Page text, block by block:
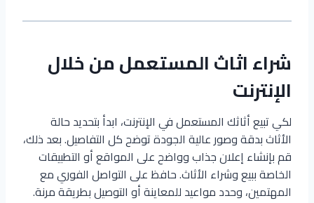
شراء اثاث المستعمل من خلال
الإنترنت
لكي تبيع أثاثك المستعمل في الإنترنت، ابدأ بتحديد حالة
الأثاث بدقة وصور عالية الجودة توضح كل التفاصيل. بعد ذلك،
قم بإنشاء إعلان جذاب وواضح على المواقع أو التطبيقات
الخاصة ببيع وشراء الأثاث. حافظ على التواصل الفوري مع
المهتمين، وحدد مواعيد للمعاينة أو التوصيل بطريقة مرنة.